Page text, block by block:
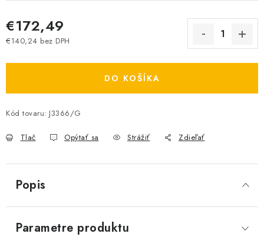
€172,49
€140,24 bez DPH
DO KOŠÍKA
Kód tovaru: J3366/G
Tlač Opýtať sa Strážiť Zdieľať
Popis
Parametre produktu